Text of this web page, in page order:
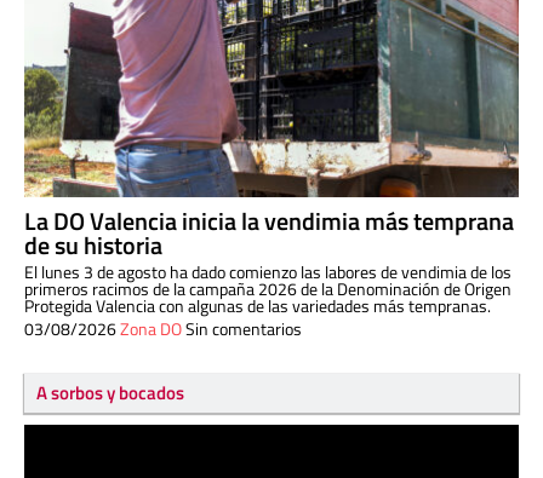
La DO Valencia inicia la vendimia más temprana
de su historia
El lunes 3 de agosto ha dado comienzo las labores de vendimia de los
primeros racimos de la campaña 2026 de la Denominación de Origen
Protegida Valencia con algunas de las variedades más tempranas.
03/08/2026Zona DOSin comentarios
A sorbos y bocados